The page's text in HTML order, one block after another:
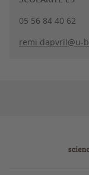
05 56 84 40 62
remi.dapvril@u-